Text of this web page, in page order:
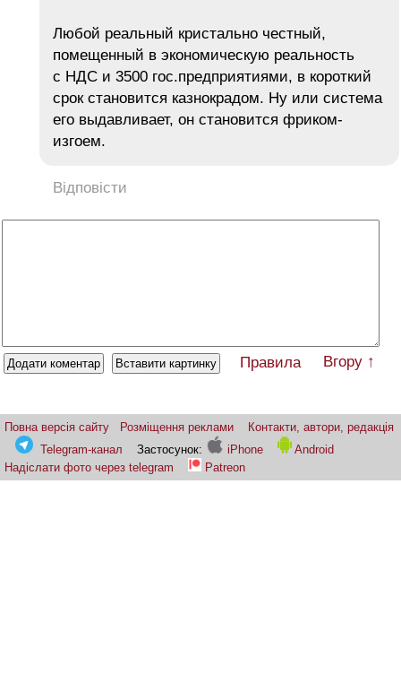
Любой реальный кристально честный,
помещенный в экономическую реальность
с НДС и 3500 гос.предприятиями, в короткий
срок становится казнокрадом. Ну или система
его выдавливает, он становится фриком-
изгоем.
Відповісти
Правила Вгору ↑
Повна версія сайту Розміщення реклами
Контакти, автори, редакція
Telegram-канал
Застосунок: iPhone
Android
Надіслати фото через telegram
Patreon